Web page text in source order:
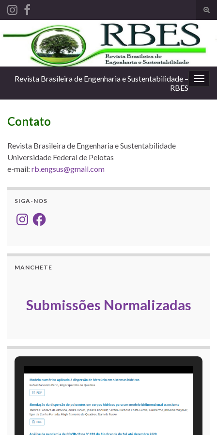
Search for:
Revista Brasileira de Engenharia e Sustentabilidade –
RBES
Contato
Revista Brasileira de Engenharia e Sustentabilidade
Universidade Federal de Pelotas
e-mail: rb.engsus@gmail.com
SIGA-NOS
InstagramFacebook
MANCHETE
Submissões Normalizadas